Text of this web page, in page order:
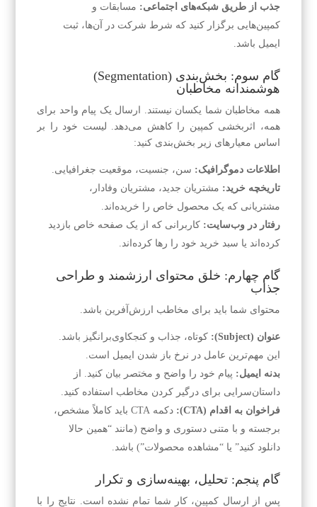
جذب از طریق شبکه‌های اجتماعی: مسابقات و
کمپین‌هایی برگزار کنید که شرط شرکت در آن‌ها، ثبت
ایمیل باشد.
گام سوم: بخش‌بندی (Segmentation)
هوشمندانه مخاطبان
همه مخاطبان شما یکسان نیستند. ارسال یک پیام واحد برای
همه، اثربخشی کمپین را کاهش می‌دهد. لیست خود را بر
اساس معیارهای زیر بخش‌بندی کنید:
اطلاعات دموگرافیک: سن، جنسیت، موقعیت جغرافیایی.
تاریخچه خرید: مشتریان جدید، مشتریان وفادار،
مشتریانی که یک محصول خاص را خریده‌اند.
رفتار در وب‌سایت: کاربرانی که از یک صفحه خاص بازدید
کرده‌اند یا سبد خرید خود را رها کرده‌اند.
گام چهارم: خلق محتوای ارزشمند و طراحی
جذاب
محتوای شما باید برای مخاطب ارزش‌آفرین باشد.
عنوان (Subject):
کوتاه، جذاب و کنجکاوی‌برانگیز باشد.
این مهم‌ترین عامل در نرخ باز شدن ایمیل است.
بدنه ایمیل: پیام خود را واضح و مختصر بیان کنید. از
داستان‌سرایی برای درگیر کردن مخاطب استفاده کنید.
فراخوان به اقدام (CTA):
دکمه CTA باید کاملاً مشخص،
برجسته و با متنی دستوری و واضح (مانند “همین حالا
دانلود کنید” یا “مشاهده محصولات”) باشد.
گام پنجم: تحلیل، بهینه‌سازی و تکرار
پس از ارسال کمپین، کار شما تمام نشده است. نتایج را با